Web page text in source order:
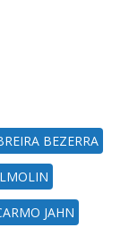
BEZERRA
JAHN